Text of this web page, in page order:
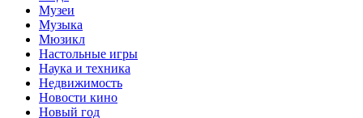
Музеи
Музыка
Мюзикл
Настольные игры
Наука и техника
Недвижимость
Новости кино
Новый год